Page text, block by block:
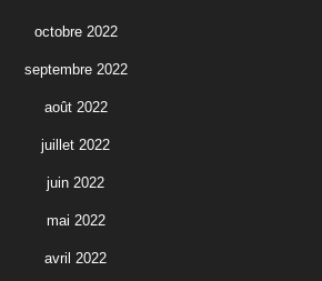
octobre 2022
septembre 2022
août 2022
juillet 2022
juin 2022
mai 2022
avril 2022